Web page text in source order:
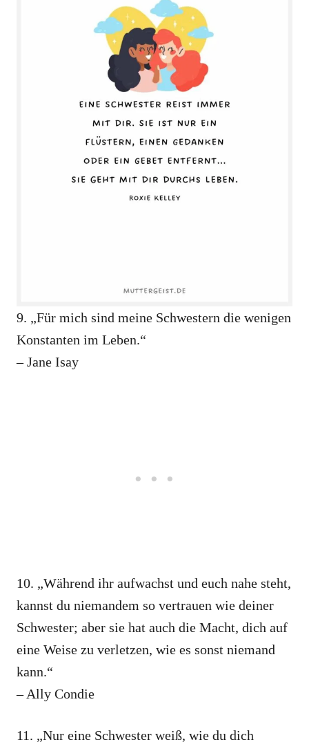
9. „Für mich sind meine Schwestern die wenigen
Konstanten im Leben.“
– Jane Isay
10. „Während ihr aufwachst und euch nahe steht,
kannst du niemandem so vertrauen wie deiner
Schwester; aber sie hat auch die Macht, dich auf
eine Weise zu verletzen, wie es sonst niemand
kann.“
– Ally Condie
11. „Nur eine Schwester weiß, wie du dich